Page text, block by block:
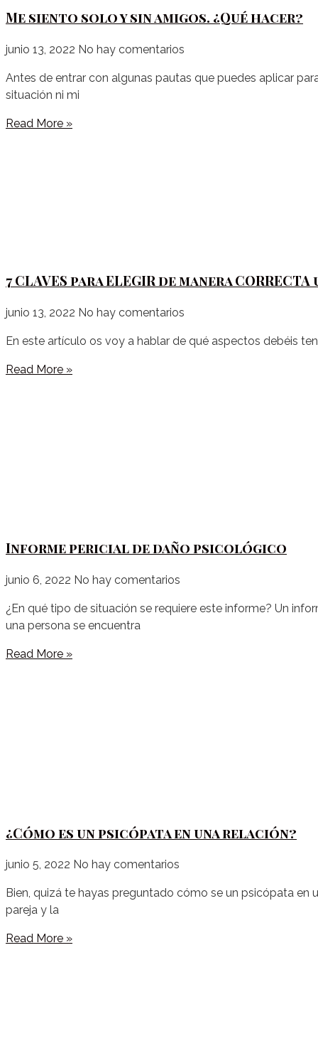
Me siento solo y sin amigos. ¿Qué hacer?
junio 13, 2022 No hay comentarios
Antes de entrar con algunas pautas que puedes aplicar
situación ni mi
Read More »
7 CLAVES para ELEGIR de manera CORRECTA
junio 13, 2022 No hay comentarios
En este artículo os voy a hablar de qué aspectos debéis
Read More »
Informe pericial de daño psicológico
junio 6, 2022 No hay comentarios
¿En qué tipo de situación se requiere este informe? Un
una persona se encuentra
Read More »
¿Cómo es un psicópata en una relación?
junio 5, 2022 No hay comentarios
Bien, quizá te hayas preguntado cómo se un psicópata en
pareja y la
Read More »